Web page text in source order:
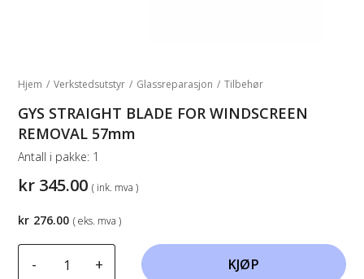
Hjem / Verkstedsutstyr / Glassreparasjon / Tilbehør
GYS STRAIGHT BLADE FOR WINDSCREEN
REMOVAL 57mm
kr 345.00 ( ink. mva )
Antall i pakke: 1
-
STRAIGHT
+ KJØP
kr 276.00 ( eks. mva )